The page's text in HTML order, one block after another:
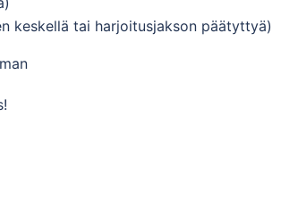
keskellä tai harjoitusjakson päätyttyä)